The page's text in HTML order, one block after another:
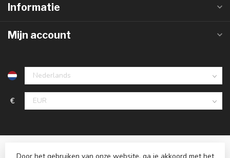
Informatie
Mijn account
€